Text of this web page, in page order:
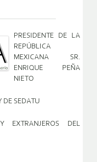
PRESIDENTE DE LA
REPÚBLICA
MEXICANA SR.
ENRIQUE PEÑA
NIETO
DE SEDATU
EXTRANJEROS DEL